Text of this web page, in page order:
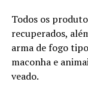
Todos os
recuperados,
arma de fogo
maconha e
veado.